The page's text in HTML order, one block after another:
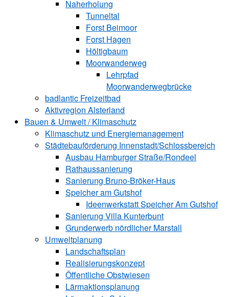
Naherholung
Tunneltal
Forst Beimoor
Forst Hagen
Höltigbaum
Moorwanderweg
Lehrpfad
Moorwanderwegbrücke
badlantic Freizeitbad
Aktivregion Alsterland
Bauen & Umwelt / Klimaschutz
­Klimaschutz und ­­Energiemanagement
Städtebauförderung Innenstadt/Schlossbereich
Ausbau Hamburger Straße/Rondeel
Rathaussanierung
Sanierung Bruno-Bröker-Haus
Speicher am Gutshof
Ideenwerkstatt Speicher Am Gutshof
Sanierung Villa Kunterbunt
Grunderwerb nördlicher Marstall
Umweltplanung
Landschaftsplan
Realisierungskonzept
Öffentliche Obstwiesen
Lärmaktionsplanung